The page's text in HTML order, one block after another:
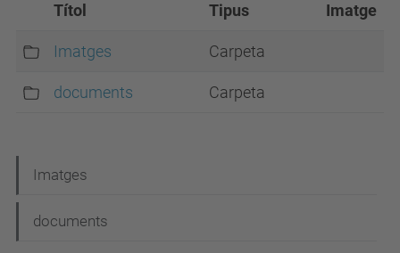
Títol Tipus Imatge
Imatges Carpeta
documents Carpeta
a
v
Imatges
documents